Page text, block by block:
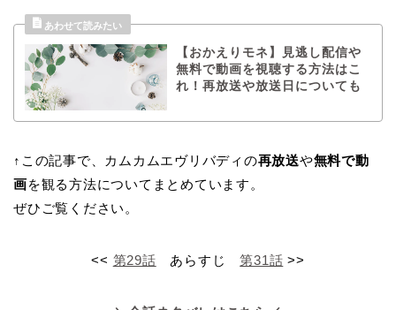
【おかえりモネ】見逃し配信や
無料で動画を視聴する方法はこ
れ！再放送や放送日についても
↑この記事で、カムカムエヴリバディの再放送や無料で動
画を観る方法についてまとめています。
ぜひご覧ください。
<< 第29話 あらすじ第31話 >>